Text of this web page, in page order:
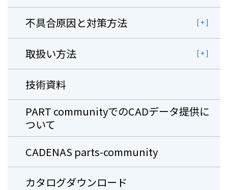
不具合原因と対策方法
取扱い方法
技術資料
PART communityでのCADデータ提供に
ついて
CADENAS parts-community
カタログダウンロード